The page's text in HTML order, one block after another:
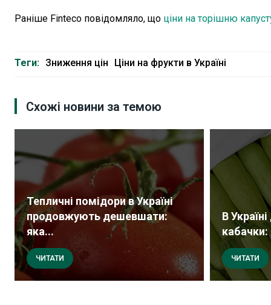
Раніше Finteco повідомляло, що ціни на торішню
Теги: Зниження цін Ціни на фрукти в Україні
Схожі новини за темою
Тепличні помідори в Україні
продовжують дешевшати:
яка...
ЧИТАТИ
В
кабачки:
ЧИТАТИ